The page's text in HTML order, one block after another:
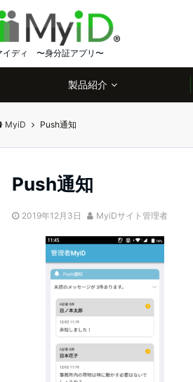
イディ 〜身分証アプリ〜
製品紹介
MyiD Push通知
Push通知
2019年12月3日 MyiDサイト管理者